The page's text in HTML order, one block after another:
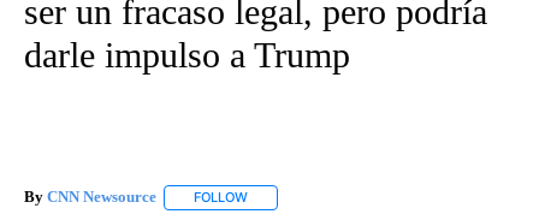
ser un fracaso legal, pero podría
darle impulso a Trump
By CNN Newsource FOLLOW